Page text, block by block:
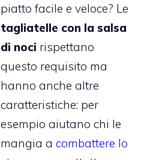
piatto facile e veloce? Le
tagliatelle con la salsa
di noci rispettano
questo requisito ma
hanno anche altre
caratteristiche: per
esempio aiutano chi le
mangia a combattere lo